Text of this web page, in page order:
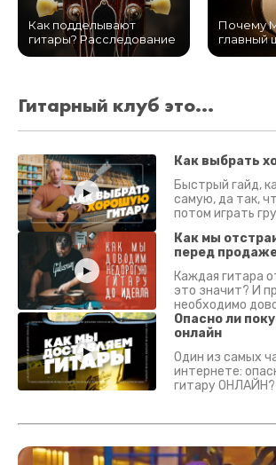
Как подделывают
гитары? Расследование
Почему
главный
Гитарный клуб это...
Как выбрать
Быстрый гайд,
самую, да так,
потом играть
Как мы
перед
Каждая гитара
это значит? И
необходимо
гитары? Если
Подробно - в
Опасно ли
онлайн
Один из самых
интернете:
гитару ОНЛАЙН? Хм, наверное
застрахован.